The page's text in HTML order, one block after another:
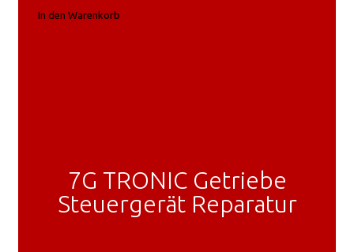
In den Warenkorb
7G TRONIC Getriebe
Steuergerät Reparatur